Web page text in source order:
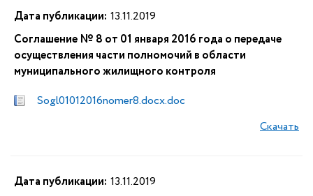
Дата публикации: 13.11.2019
Соглашение № 8 от 01 января 2016 года о передаче
осуществления части полномочий в области
муниципального жилищного контроля
Sogl01012016nomer8.docx.doc
Скачать
Дата публикации: 13.11.2019